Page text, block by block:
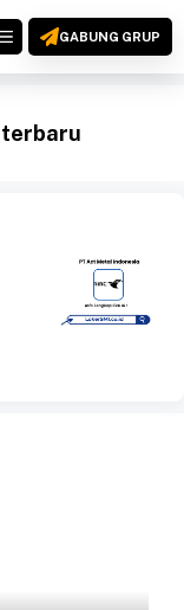
MENUGABUNG GRUP
terbaru